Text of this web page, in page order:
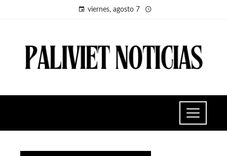
viernes, agosto 7